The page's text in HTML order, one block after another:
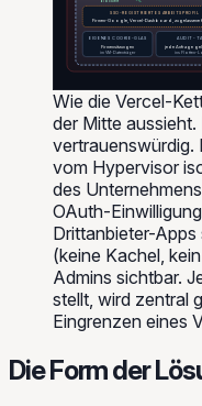
SSO-REGISTRIERTES ARBEITSPROFIL
Firmen-Google, Vercel-Dashboard, zugelassene
EIGENES COOKIE-GLAS
Firmensitzungen
im VM-Datenträger
AUDIT-
jede Anfrage
ins Flotten-
blockiert
Wie die Vercel-
der Mitte
vertrauenswürdig.
vom Hypervisor
des
OAuth-
Drittanbieter-
(keine Kachel,
Admins sichtbar.
stellt, wird zentral
Eingrenzen eines
Die Form der